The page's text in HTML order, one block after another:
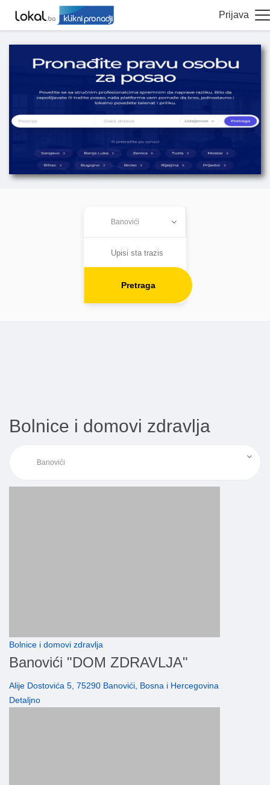
Prijava
Pretraga
Bolnice i domovi zdravlja
Bolnice i domovi zdravlja
Banovići "DOM ZDRAVLJA"
Alije Dostovića 5, 75290 Banovići, Bosna i Hercegovina
Detaljno